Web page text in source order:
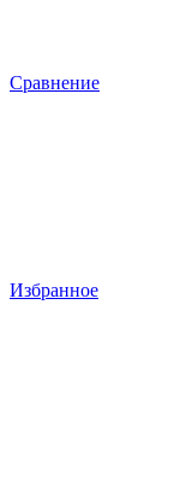
Сравнение
Избранное